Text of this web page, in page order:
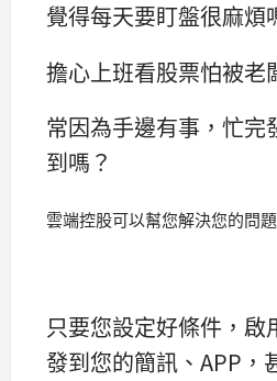
覺得每天要盯盤很麻煩
擔心上班看股票怕被老
常因為手邊有事，忙完
到嗎？
雲端控股可以幫您解決您的問題
只要您設定好條件，啟
發到您的簡訊、APP